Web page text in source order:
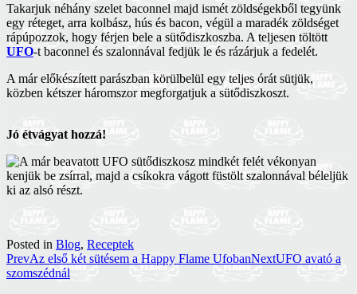
Takarjuk néhány szelet baconnel majd ismét zöldségekből tegyünk
egy réteget, arra kolbász, hús és bacon, végül a maradék zöldséget
rápúpozzok, hogy férjen bele a sütődiszkoszba. A teljesen töltött
UFO-t baconnel és szalonnával fedjük le és rázárjuk a fedelét.
A már előkészített parászban körülbelül egy teljes órát sütjük,
közben kétszer háromszor megforgatjuk a sütődiszkoszt.
Jó étvágyat hozzá!
Posted in Blog, Receptek
Post
navigation
PrevAz első két sütésem a Happy Flame UfobanNextUFO avató a
szomszédnál